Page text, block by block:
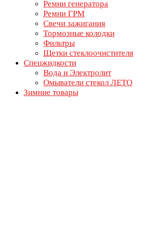
Ремни генератора
Ремни ГРМ
Свечи зажигания
Тормозные колодки
Фильтры
Щетки стеклоочистителя
Спецжидкости
Вода и Электролит
Омыватели стекол ЛЕТО
Зимние товары